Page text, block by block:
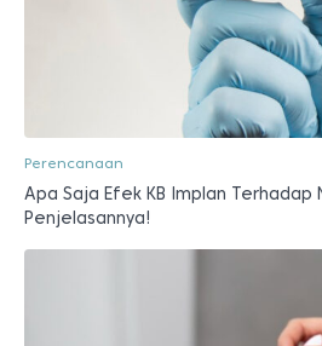
Perencanaan
Apa Saja Efek KB Implan Terhadap
Penjelasannya!